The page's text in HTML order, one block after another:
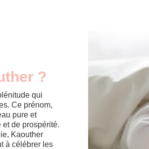
?
qui
Ce prénom,
pure et
de prospérité.
Kaouther
à célébrer les